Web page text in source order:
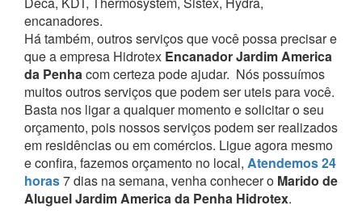
encanadores.
Há também, outros serviços que você possa precisar e
que a empresa Hidrotex Encanador Jardim America
da Penhacom certeza pode ajudar. Nós possuímos
muitos outros serviços que podem ser uteis para você.
Basta nos ligar a qualquer momento e solicitar o seu
orçamento, pois nossos serviços podem ser realizados
em residências ou em comércios. Ligue agora mesmo
e confira, fazemos orçamento no local, Atendemos 24
horas7 dias na semana, venha conhecer o Marido de
Aluguel Jardim America da Penha Hidrotex.